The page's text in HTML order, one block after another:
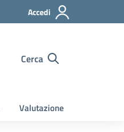
Accedi
Cerca
Valutazione